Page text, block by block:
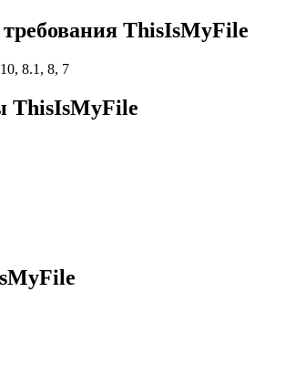
ThisIsMyFile
8.1, 8, 7
ThisIsMyFile